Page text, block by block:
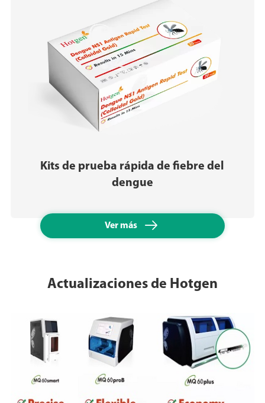
Kits de prueba rápida de fiebre del
dengue
Ver más 
Actualizaciones de Hotgen